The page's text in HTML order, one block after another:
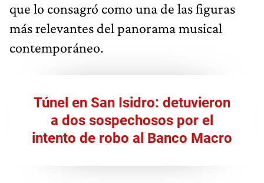
que lo consagró como una de las figuras
más relevantes del panorama musical
contemporáneo.
Túnel en San Isidro: detuvieron
a dos sospechosos por el
intento de robo al Banco Macro